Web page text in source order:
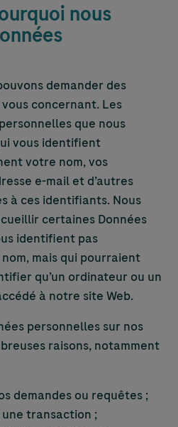
nous
demander des
concernant. Les
que nous
vous identifient
votre nom, vos
e-mail et d’autres
à ces identifiants. Nous
certaines Données
identifient pas
mais qui pourraient
qu’un ordinateur ou un
à notre site Web.
personnelles sur nos
raisons, notamment
demandes ou requêtes ;
transaction ;